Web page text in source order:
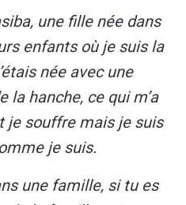
une fille née dans
enfants où je suis la
née avec une
la hanche, ce qui m’a
je souffre mais je suis
je suis.
une famille, si tu es